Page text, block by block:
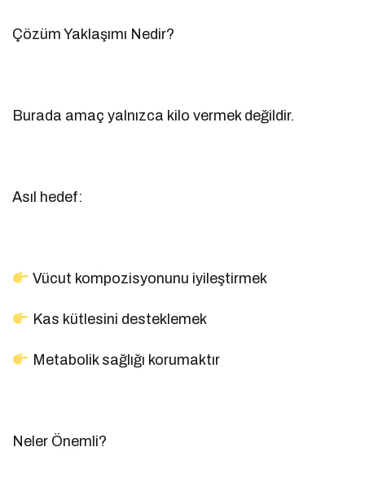
Çözüm Yaklaşımı Nedir?
Burada amaç yalnızca kilo vermek değildir.
Asıl hedef:
Vücut kompozisyonunu iyileştirmek
Kas kütlesini desteklemek
Metabolik sağlığı korumaktır
Neler Önemli?